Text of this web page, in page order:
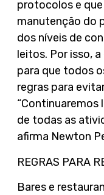
protocolos e
manutenção do
dos níveis de
leitos. Por isso,
para que todos
regras para
de todas as
afirma Newton
REGRAS PARA
Bares e